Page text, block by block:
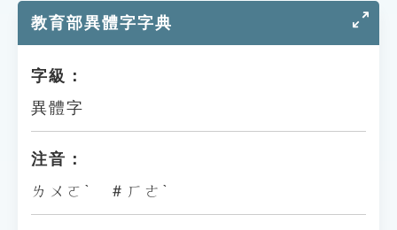
貓頭鷹博士
教育部異體字字典
字級：
異體字
注音：
ㄌㄨㄛˋ ＃ㄏㄜˋ